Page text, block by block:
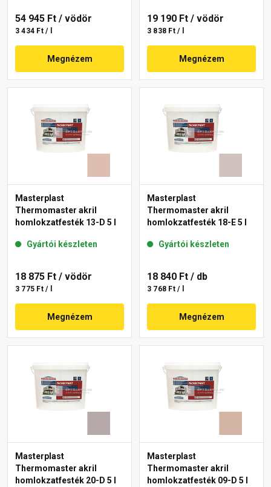
54 945 Ft / vödör
3 434 Ft / l
Megnézem
19 190 Ft / vödör
3 838 Ft / l
Megnézem
Masterplast
Thermomaster akril
homlokzatfesték 13-D 5 l
Gyártói készleten
18 875 Ft / vödör
3 775 Ft / l
Megnézem
Masterplast
Thermomaster akril
homlokzatfesték 18-E 5 l
Gyártói készleten
18 840 Ft / db
3 768 Ft / l
Megnézem
Masterplast
Thermomaster akril
homlokzatfesték 20-D 5 l
Masterplast
Thermomaster akril
homlokzatfesték 09-D 5 l